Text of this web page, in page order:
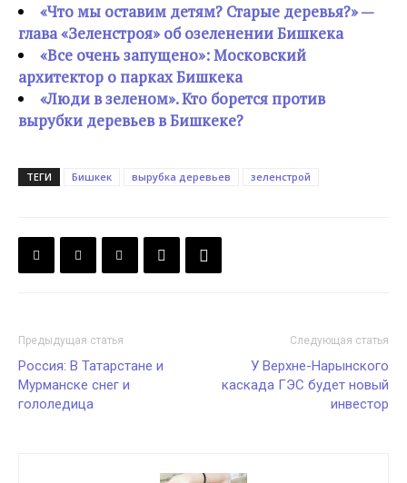
«Что мы оставим детям? Старые деревья?» —
глава «Зеленстроя» об озеленении Бишкека
«Все очень запущено»: Московский
архитектор о парках Бишкека
«Люди в зеленом». Кто борется против
вырубки деревьев в Бишкеке?
ТЕГИ Бишкек вырубка деревьев зеленстрой
Предыдущая статья
Россия: В Татарстане и
Мурманске снег и
гололедица
Следующая статья
У Верхне-Нарынского
каскада ГЭС будет новый
инвестор